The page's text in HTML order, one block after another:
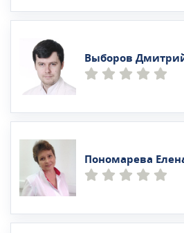
Выборов
Пономарева